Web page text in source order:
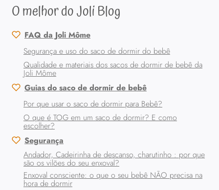
DORMIR
DO
O melhor do Joli Blog
FAQ da Joli Môme
Segurança e uso do saco de dormir do bebê
Qualidade e materiais dos sacos de dormir de bebê da
Joli Môme
Guias do saco de dormir de bebê
Por que usar o saco de dormir para Bebê?
O que é TOG em um saco de dormir? E como
escolher?
Segurança
Andador, Cadeirinha de descanso, charutinho : por que
são os vilões do seu enxoval?
Enxoval consciente: o que o seu bebê NÃO precisa na
hora de dormir